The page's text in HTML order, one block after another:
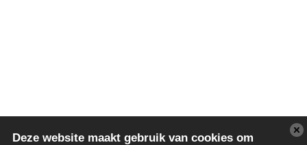
Deze website maakt gebruik van cookies om